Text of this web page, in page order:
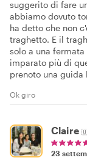
suggerito di fare
abbiamo dovuto
ha detto che non
traghetto. E il
solo a una
imparato più di
prenoto una guida
Ok giro
Claire
23